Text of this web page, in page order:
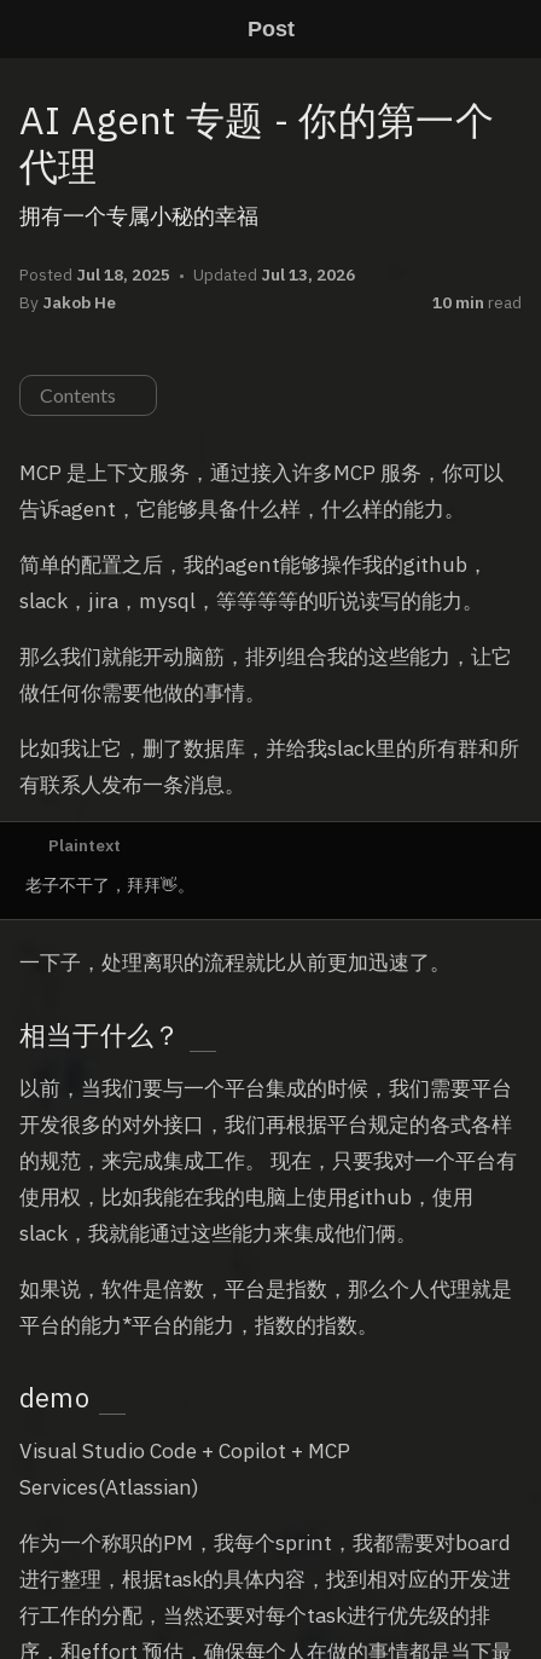
Post
AI Agent 专题 - 你的第一个
代理
拥有一个专属小秘的幸福
Posted Jul 18, 2025 Updated Jul 13, 2026
By Jakob He 10 min read
Contents
MCP 是上下文服务，通过接入许多MCP 服务，你可以
告诉agent，它能够具备什么样，什么样的能力。
简单的配置之后，我的agent能够操作我的github，
slack，jira，mysql，等等等等的听说读写的能力。
那么我们就能开动脑筋，排列组合我的这些能力，让它
做任何你需要他做的事情。
比如我让它，删了数据库，并给我slack里的所有群和所
有联系人发布一条消息。
一下子，处理离职的流程就比从前更加迅速了。
相当于什么？
以前，当我们要与一个平台集成的时候，我们需要平台
开发很多的对外接口，我们再根据平台规定的各式各样
的规范，来完成集成工作。 现在，只要我对一个平台有
使用权，比如我能在我的电脑上使用github，使用
slack，我就能通过这些能力来集成他们俩。
如果说，软件是倍数，平台是指数，那么个人代理就是
平台的能力*平台的能力，指数的指数。
demo
Visual Studio Code + Copilot + MCP
Services(Atlassian)
作为一个称职的PM，我每个sprint，我都需要对board
进行整理，根据task的具体内容，找到相对应的开发进
行工作的分配，当然还要对每个task进行优先级的排
序，和effort 预估，确保每个人在做的事情都是当下最